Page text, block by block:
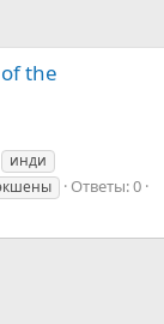
the
инди
Ответы: 0